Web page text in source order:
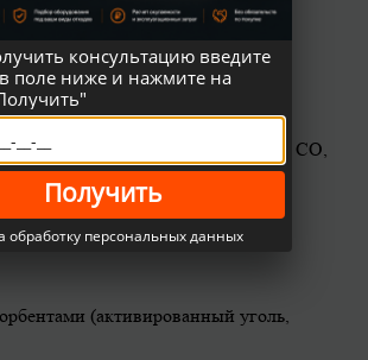
и золы
на катализаторах (снижение NOx, CO,
(активированный уголь,
консультацию введите
поле ниже и нажмите на
Получить
обработку персональных данных